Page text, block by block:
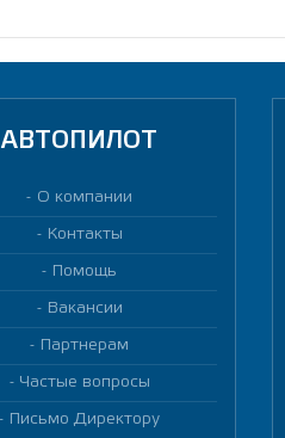
АВТОПИЛОТ
О компании
Контакты
Помощь
Вакансии
Партнерам
Частые вопросы
Письмо Директору